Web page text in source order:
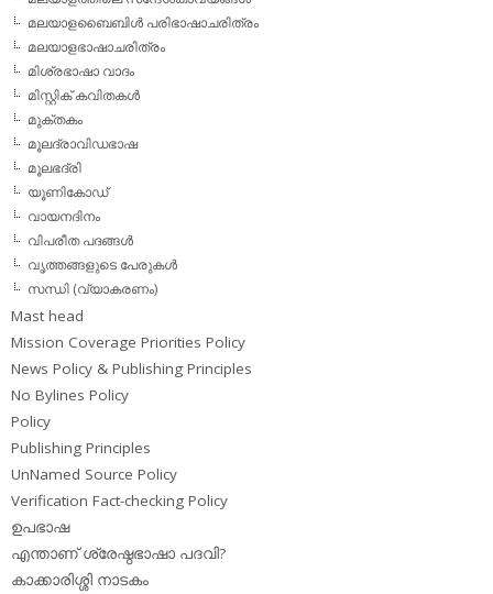
മലയാളബൈബിള്‍ പരിഭാഷാചരിത്രം
മലയാളഭാഷാചരിത്രം
മിശ്രഭാഷാ വാദം
മിസ്റ്റിക് കവിതകള്‍
മുക്തകം
മൂലദ്രാവിഡഭാഷ
മൂലഭദ്രി
യൂണികോഡ്
വായനദിനം
വിപരീത പദങ്ങള്‍
വൃത്തങ്ങളുടെ പേരുകള്‍
സന്ധി (വ്യാകരണം)
Mast head
Mission Coverage Priorities Policy
News Policy & Publishing Principles
No Bylines Policy
Policy
Publishing Principles
UnNamed Source Policy
Verification Fact-checking Policy
ഉപഭാഷ
എന്താണ് ശ്രേഷ്ഠഭാഷാ പദവി?
കാക്കാരിശ്ശി നാടകം